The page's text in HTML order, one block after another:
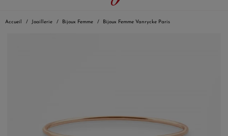
Accueil Joaillerie Bijoux Femme Bijoux Femme Vanrycke Paris